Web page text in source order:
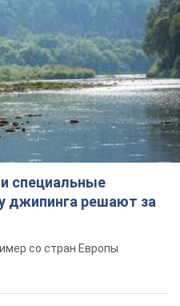
специальные
джипинга решают за
со стран Европы